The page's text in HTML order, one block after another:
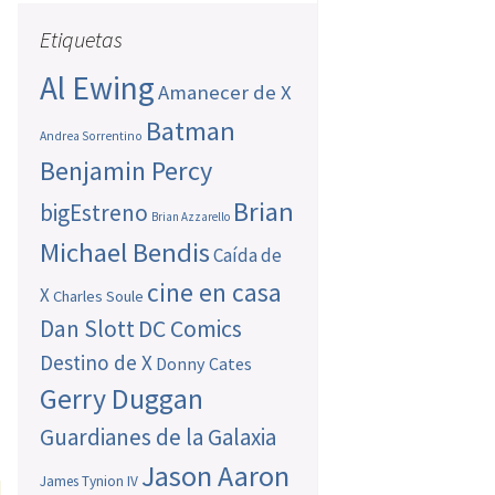
Etiquetas
Al EwingAmanecer de X
Andrea Sorrentino Batman
Benjamin Percy
bigEstreno Brian Azzarello Brian
Michael BendisCaída de
XCharles Soule cine en casa
Dan SlottDC Comics
Destino de X Donny Cates
Gerry Duggan
Guardianes de la Galaxia
James Tynion IV Jason Aaron